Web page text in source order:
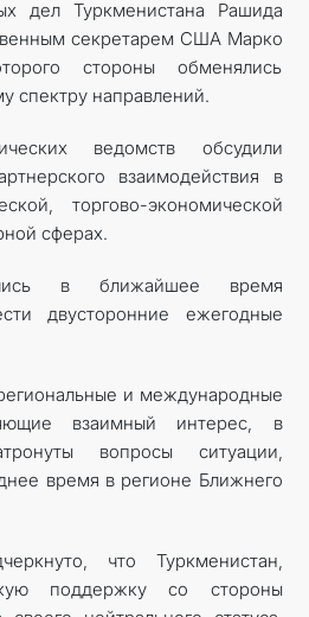
ДАННЫЕ
дел Туркменистана Рашида
секретарем США Марко
стороны обменялись
спектру направлений.
ведомств обсудили
взаимодействия в
торгово-экономической
сферах.
в ближайшее время
двусторонние ежегодные
и международные
взаимный интерес, в
вопросы ситуации,
время в регионе Ближнего
что Туркменистан,
поддержку со стороны